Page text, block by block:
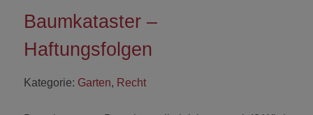
Baumkataster –
Haftungsfolgen
Kategorie: Garten, Recht